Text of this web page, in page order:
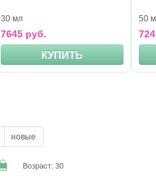
30 мл
7645 руб.
КУПИТЬ
50
новые
Возраст: 30